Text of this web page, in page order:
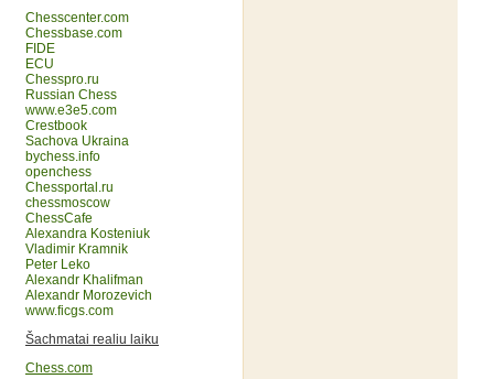
Chesscenter.com
Chessbase.com
FIDE
ECU
Chesspro.ru
Russian Chess
www.e3e5.com
Crestbook
Sachova Ukraina
bychess.info
openchess
Chessportal.ru
chessmoscow
ChessCafe
Alexandra Kosteniuk
Vladimir Kramnik
Peter Leko
Alexandr Khalifman
Alexandr Morozevich
www.ficgs.com
Šachmatai realiu laiku
Chess.com